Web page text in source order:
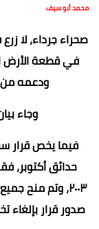
محمد أبو سيف
في قطعة الأرض
ودعمه من
وجاء
فيما يخص قرار
حدائق أكتوبر،
صدور قرار بإلغاء